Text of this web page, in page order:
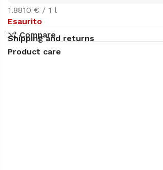
1.8810 € / 1 l
Esaurito
Compare
Shipping and returns
Product care